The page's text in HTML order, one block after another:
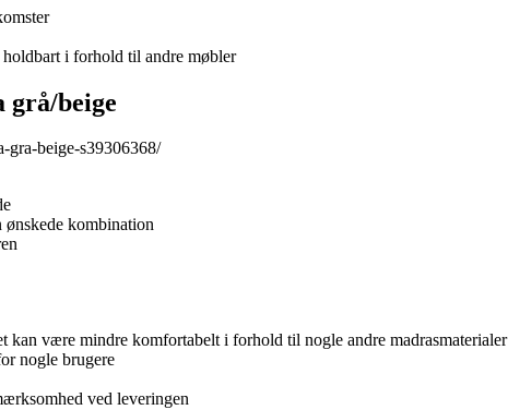
i forhold til andre møbler
grå/beige
gra-beige-s39306368/
kombination
kan være mindre komfortabelt i forhold til nogle andre madrasmaterialer
nogle brugere
ved leveringen